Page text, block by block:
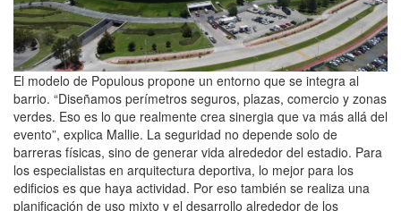
El modelo de Populous propone un entorno que se integra al
barrio. “Diseñamos perímetros seguros, plazas, comercio y zonas
verdes. Eso es lo que realmente crea sinergia que va más allá del
evento”, explica Mallie. La seguridad no depende solo de
barreras físicas, sino de generar vida alrededor del estadio. Para
los especialistas en arquitectura deportiva, lo mejor para los
edificios es que haya actividad. Por eso también se realiza una
planificación de uso mixto y el desarrollo alrededor de los